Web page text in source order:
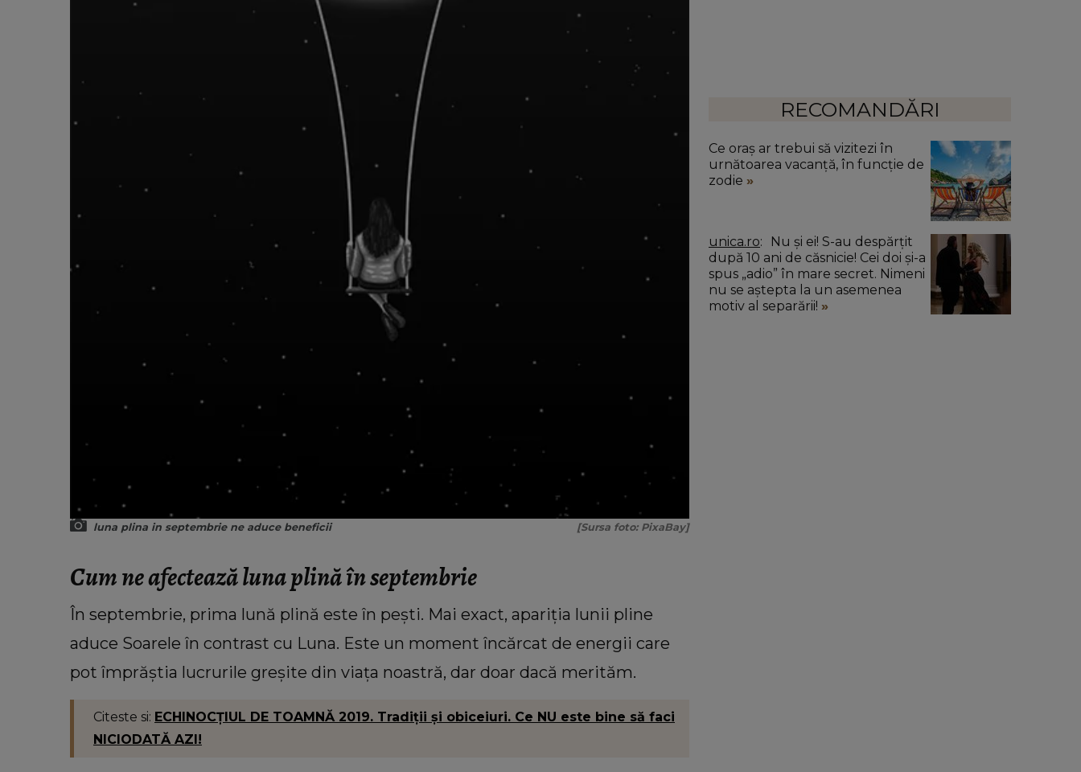
luna plina in septembrie ne aduce beneficii [Sursa foto: PixaBay]
Cum ne afectează luna plină în septembrie
În septembrie, prima lună plină este în pești. Mai exact, apariția lunii pline
aduce Soarele în contrast cu Luna. Este un moment încărcat de energii care
pot împrăștia lucrurile greșite din viața noastră, dar doar dacă merităm.
Citeste si: ECHINOCŢIUL DE TOAMNĂ 2019. Tradiţii şi obiceiuri. Ce NU este bine să faci
NICIODATĂ AZI!
RECOMANDĂRI
Ce oraș ar trebui să vizitezi în
urnătoarea vacanță, în funcție de
zodie
unica.ro
după 10 ani de căsnicie! Cei doi și-a
spus „adio” în mare secret. Nimeni
nu se aștepta la un asemenea
motiv al separării!